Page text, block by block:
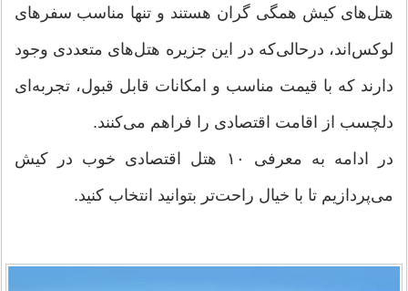
هتل‌های کیش همگی گران هستند و تنها مناسب سفرهای
لوکس‌اند، درحالی‌که در این جزیره هتل‌های متعددی وجود
دارند که با قیمت مناسب و امکانات قابل قبول، تجربه‌ای
دلچسب از اقامت اقتصادی را فراهم می‌کنند.
در ادامه به معرفی ۱۰ هتل اقتصادی خوب در کیش
می‌پردازیم تا با خیال راحت‌تر بتوانید انتخاب کنید.